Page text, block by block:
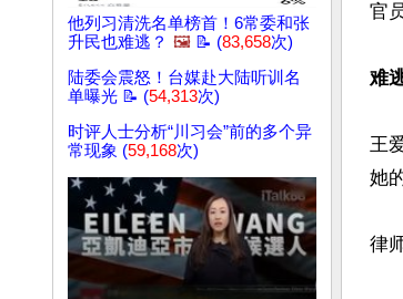
他列习清洗名单榜首！6常委和张
升民也难逃？ 🖼️ 📝 (83,658次)
陆委会震怒！台媒赴大陆听训名
单曝光 📝 (54,313次)
时评人士分析“川习会”前的多个异
常现象 (59,168次)
官
难
王
她
律